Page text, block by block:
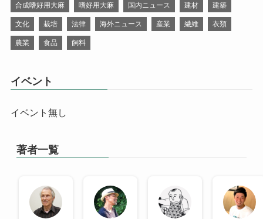
合成嗜好用大麻 嗜好用大麻 国内ニュース 建材 建築
文化 栽培 法律 海外ニュース 産業 繊維 衣類
農業 食品 飼料
イベント
イベント無し
著者一覧